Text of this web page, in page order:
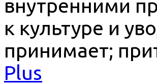
внутренними
к культуре и
принимает;
Plus